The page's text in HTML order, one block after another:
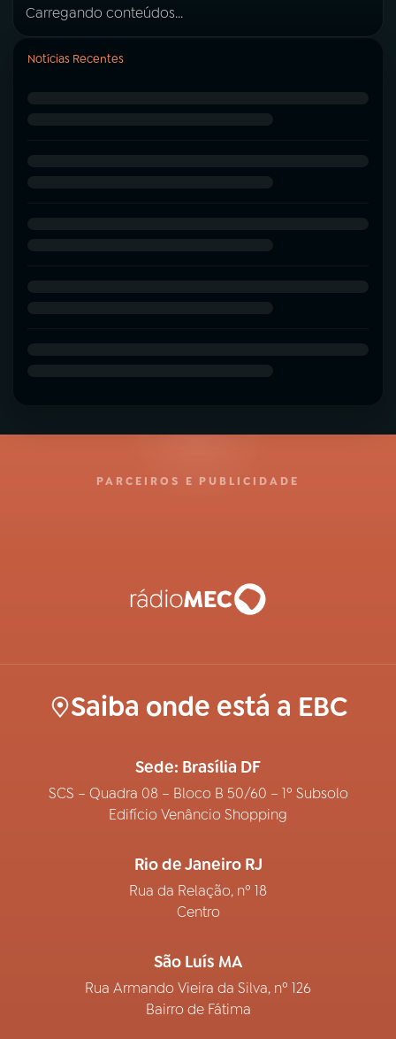
Carregando conteúdos...
Notícias Recentes
PARCEIROS E PUBLICIDADE
Saiba onde está a EBC
Sede: Brasília DF
SCS – Quadra 08 – Bloco B 50/60 – 1º Subsolo
Edifício Venâncio Shopping
Rio de Janeiro RJ
Rua da Relação, nº 18
Centro
São Luís MA
Rua Armando Vieira da Silva, nº 126
Bairro de Fátima